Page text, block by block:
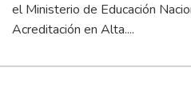
el Ministerio de Educación
Acreditación en Alta....